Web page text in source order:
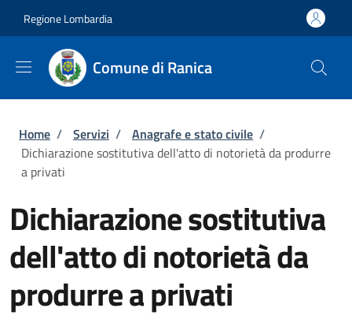
Regione Lombardia
Comune di Ranica
Briciole di pane
Home / Servizi / Anagrafe e stato civile /
Dichiarazione sostitutiva dell'atto di notorietà da produrre
a privati
Dichiarazione sostitutiva
dell'atto di notorietà da
produrre a privati